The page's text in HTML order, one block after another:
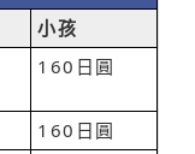
小孩
160日圓
160日圓